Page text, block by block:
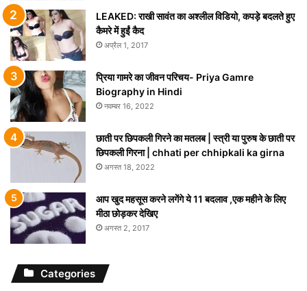
LEAKED: राखी सावंत का अश्लील विडियो, कपड़े बदलते हुए
कैमरे में हुईं कैद
अप्रैल 1, 2017
प्रिया गामरे का जीवन परिचय- Priya Gamre
Biography in Hindi
नवम्बर 16, 2022
छाती पर छिपकली गिरने का मतलब | स्त्री या पुरुष के छाती पर
छिपकली गिरना | chhati per chhipkali ka girna
अगस्त 18, 2022
आप खुद महसूस करने लगेंगे ये 11 बदलाव ,एक महीने के लिए
मीठा छोड़कर देखिए
अगस्त 2, 2017
Categories